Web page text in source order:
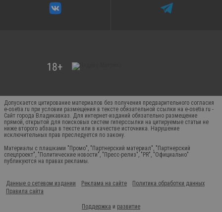
Допускается цитирование материалов без получения предварительного согласия
e-osetia.ru при условии размещения в тексте обязательной ссылки на e-osetia.ru -
Сайт города Владикавказ. Для интернет-изданий обязательно размещение
прямой, открытой для поисковых систем гиперссылки на цитируемые статьи не
ниже второго абзаца в тексте или в качестве источника. Нарушение
исключительных прав преследуется по закону.
Материалы с плашками "Промо", "Партнерский материал", "Партнерский
спецпроект", "Политические новости", "Пресс-релиз", "PR", "Официально"
публикуются на правах рекламы.
Данные о сетевом издании Реклама на сайте
Политика обработки данных
Правила сайта
Поддержка и развитие